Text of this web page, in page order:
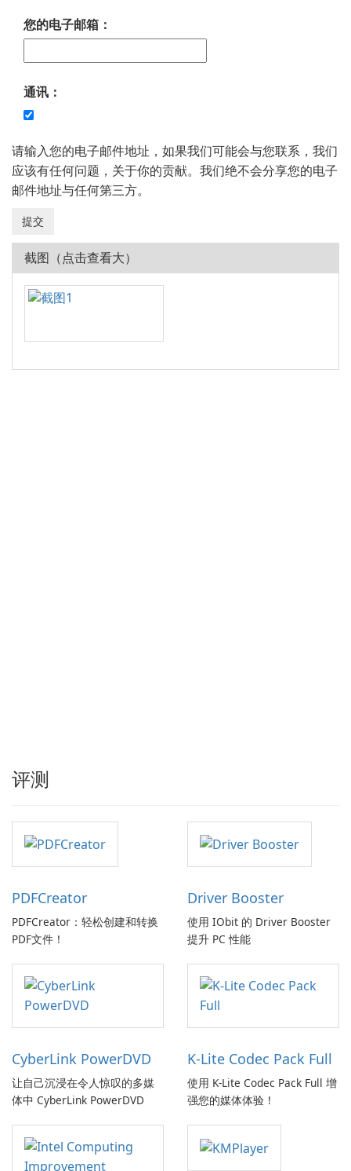
您的电子邮箱：
通讯：
请输入您的电子邮件地址，如果我们可能会与您联系，我们
应该有任何问题，关于你的贡献。我们绝不会分享您的电子
邮件地址与任何第三方。
截图（点击查看大）
评测
PDFCreator
PDFCreator：轻松创建和转换
PDF文件！
Driver Booster
使用 IObit 的 Driver Booster
提升 PC 性能
CyberLink PowerDVD
让自己沉浸在令人惊叹的多媒
体中 CyberLink PowerDVD
K-Lite Codec Pack Full
使用 K-Lite Codec Pack Full 增
强您的媒体体验！